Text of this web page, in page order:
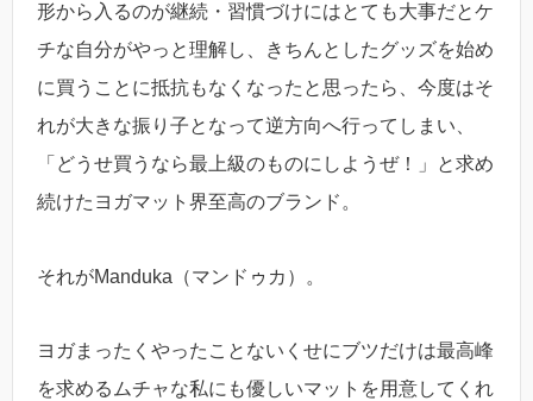
形から入るのが継続・習慣づけにはとても大事だとケ
チな自分がやっと理解し、きちんとしたグッズを始め
に買うことに抵抗もなくなったと思ったら、今度はそ
れが大きな振り子となって逆方向へ行ってしまい、
「どうせ買うなら最上級のものにしようぜ！」と求め
続けたヨガマット界至高のブランド。
それがManduka（マンドゥカ）。
ヨガまったくやったことないくせにブツだけは最高峰
を求めるムチャな私にも優しいマットを用意してくれ